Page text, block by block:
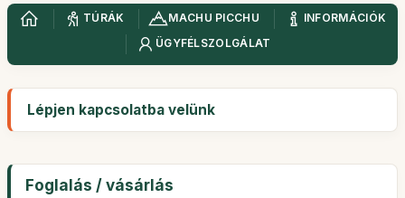
TÚRÁK MACHU PICCHU
INFORMÁCIÓK
ÜGYFÉLSZOLGÁLAT
Lépjen kapcsolatba velünk
Foglalás / vásárlás